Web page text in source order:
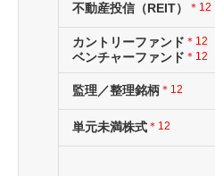
不動産投信（REIT） ＊12
カントリーファンド ＊12
ベンチャーファンド ＊12
監理／整理銘柄 ＊12
単元未満株式 ＊12